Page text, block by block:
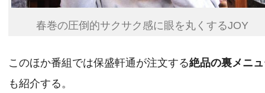
春巻の圧倒的サクサク感に眼を丸くするJOY
このほか番組では保盛軒通が注文する絶品の裏メニ
も紹介する。